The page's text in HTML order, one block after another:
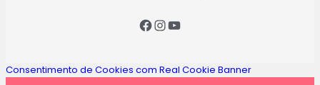
Consentimento de Cookies com Real Cookie Banner